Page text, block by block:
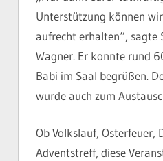
Unterstützung können
aufrecht erhalten“, sagte
Wagner. Er konnte rund
Babi im Saal begrüßen.
wurde auch zum
Ob Volkslauf, Osterfeuer,
Adventstreff, diese